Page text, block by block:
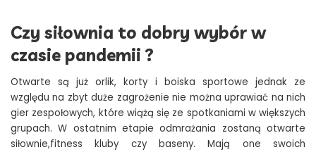
Czy siłownia to dobry wybór w
czasie pandemii ?
Otwarte są już orlik, korty i boiska sportowe jednak ze
względu na zbyt duże zagrożenie nie można uprawiać na nich
gier zespołowych, które wiążą się ze spotkaniami w większych
grupach. W ostatnim etapie odmrażania zostaną otwarte
siłownie,fitness kluby czy baseny. Mają one swoich